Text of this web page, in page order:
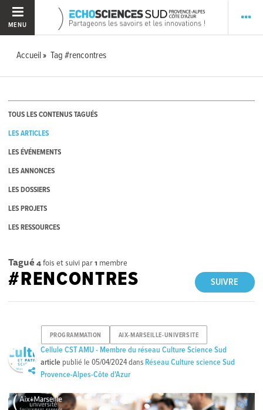
MENU
Accueil Tag #rencontres
TOUS LES CONTENUS TAGUÉS
LES ARTICLES
LES ÉVÉNEMENTS
LES ANNONCES
LES DOSSIERS
LES PROJETS
LES RESSOURCES
Tagué 4fois et suivi par1 membre
SUIVRE
#RENCONTRES
PROGRAMMATION AIX-MARSEILLE-UNIVERSITE
Cellule CST AMU - Membre du réseau Culture Science Sud
article publié le05/04/2024dans Réseau Culture science Sud
Provence-Alpes-Côte d'Azur